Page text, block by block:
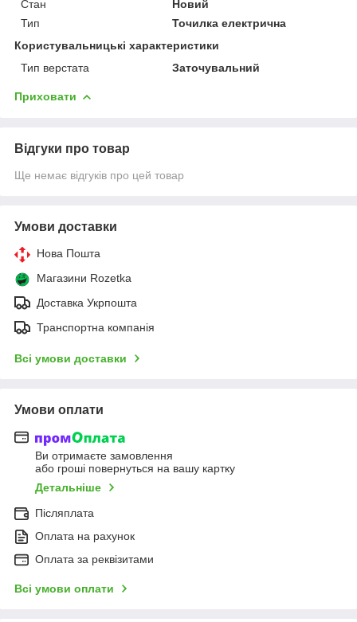
Стан
Новий
Тип
Точилка електрична
Користувальницькі характеристики
Тип верстата
Заточувальний
Приховати
Відгуки про товар
Ще немає відгуків про цей товар
Умови доставки
Нова Пошта
Магазини Rozetka
Доставка Укрпошта
Транспортна компанія
Всі умови доставки
Умови оплати
Ви отримаєте замовлення
або гроші повернуться на вашу картку
Детальніше
Післяплата
Оплата на рахунок
Оплата за реквізитами
Всі умови оплати